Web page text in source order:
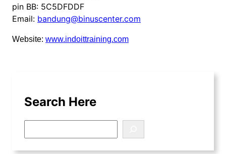
pin BB: 5C5DFDDF
Email: bandung@binuscenter.com
Website: www.indoittraining.com
Search Here
e
a